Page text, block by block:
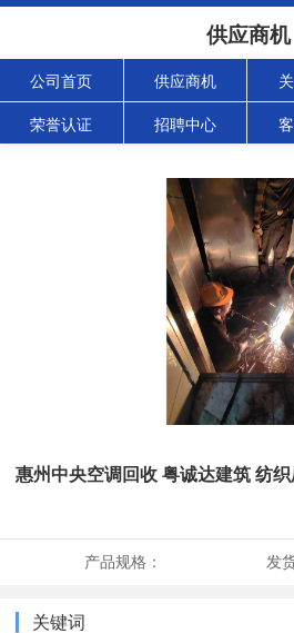
供应商机
公司首页 供应商机
荣誉认证 招聘中心
惠州中央空调回收 粤诚达建筑 纺
产品规格： 发
关键词